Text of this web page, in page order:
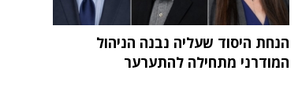
הנחת היסוד שעליה נבנה הניהול
המודרני מתחילה להתערער